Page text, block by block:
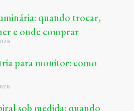
quando trocar,
e onde comprar
para monitor: como
sob medida: quando